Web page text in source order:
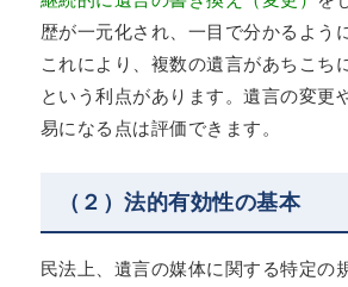
歴が一元化され、一目で分かるよう
これにより、複数の遺言があちこち
という利点があります。遺言の変更
易になる点は評価できます。
（２）法的有効性の基本
民法上、遺言の媒体に関する特定の